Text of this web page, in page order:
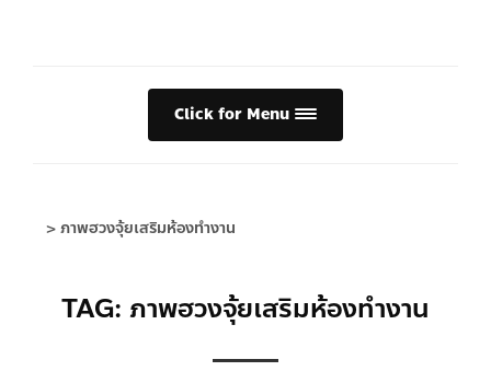
Click for Menu
>ภาพฮวงจุ้ยเสริมห้องทำงาน
TAG: ภาพฮวงจุ้ยเสริมห้องทำงาน